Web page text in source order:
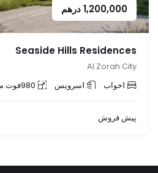
1,200,000درهم
Seaside Hills Residences
Al Zorah City
1خواب 1سرویس 980فوت
پیش فروش